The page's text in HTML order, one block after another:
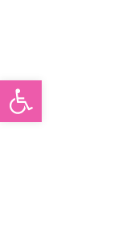
פתח